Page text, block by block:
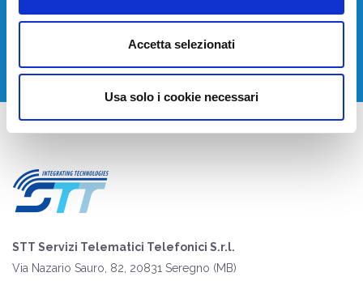
Accetta selezionati
Usa solo i cookie necessari
CONTATTACI
STT Servizi Telematici Telefonici S.r.l.
Via Nazario Sauro, 82, 20831 Seregno (MB)